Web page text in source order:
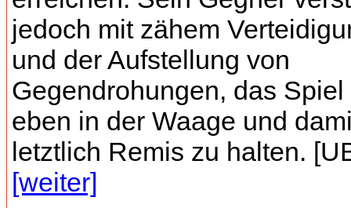
jedoch mit zähem
und der Aufstellung von
Gegendrohungen, das Spiel
eben in der Waage und
letztlich Remis zu halten.
[weiter]